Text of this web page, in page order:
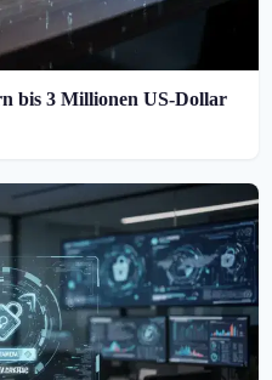
bis 3 Millionen US-Dollar